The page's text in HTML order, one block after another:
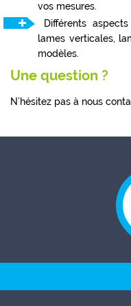
vos mesures.
Différents
lames verticales,
modèles.
Une question ?
N’hésitez pas à nous